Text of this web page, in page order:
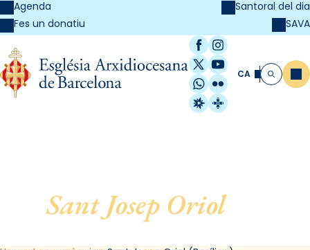
Agenda
Fes un donatiu
Santoral del dia
SAVA
Facebook
Instagram
X / Twitter
YouTube
WhatsApp
Flickr
Radio Estel
Catalunya
CA Cerca
Sant Josep Oriol, de
Barcelona (Basílica)